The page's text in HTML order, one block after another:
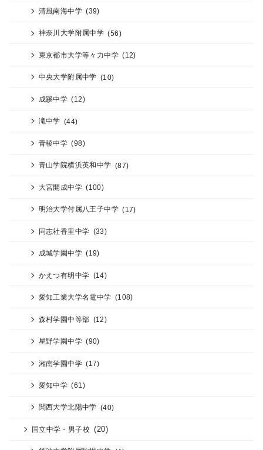
清風南海中学 (39)
神奈川大学附属中学 (56)
東京都市大学等々力中学 (12)
中央大学附属中学 (10)
成蹊中学 (12)
滝中学 (44)
青稜中学 (98)
青山学院横浜英和中学 (87)
大宮開成中学 (100)
明治大学付属八王子中学 (17)
同志社香里中学 (33)
成城学園中学 (19)
かえつ有明中学 (14)
愛知工業大学名電中学 (108)
森村学園中等部 (12)
星野学園中学 (90)
湘南学園中学 (17)
愛知中学 (61)
関西大学北陽中学 (40)
国立中学・男子校 (20)